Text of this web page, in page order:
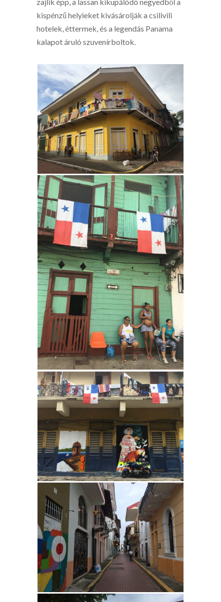
kispénzű helyieket kivásárolják a csilivili
hotelek, éttermek, és a legendás Panama
kalapot áruló szuvenírboltok.